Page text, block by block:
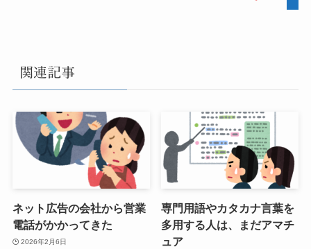
関連記事
ネット広告の会社から営業
電話がかかってきた
2026年2月6日
専門用語やカタカナ言葉を
多用する人は、まだアマチ
ュア